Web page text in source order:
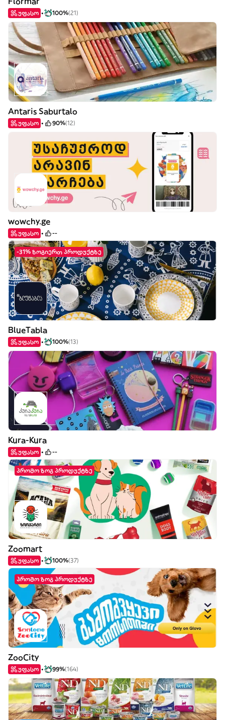
უფასო 100%(21)
Antaris Saburtalo
უფასო 90%(12)
wowchy.ge
უფასო --
-31% ზოგიერთ პროდუქტზე
BlueTabla
უფასო 100%(13)
Kura-Kura
უფასო --
პრომო ზოგ პროდუქტზე
Zoomart
უფასო 100%(37)
პრომო ზოგ პროდუქტზე
ZooCity
უფასო 99%(164)